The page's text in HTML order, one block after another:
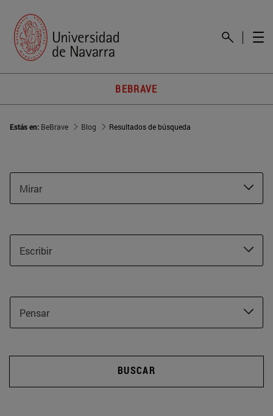
BEBRAVE
Estás en: BeBrave Blog Resultados de búsqueda
Mirar
Escribir
Pensar
BUSCAR